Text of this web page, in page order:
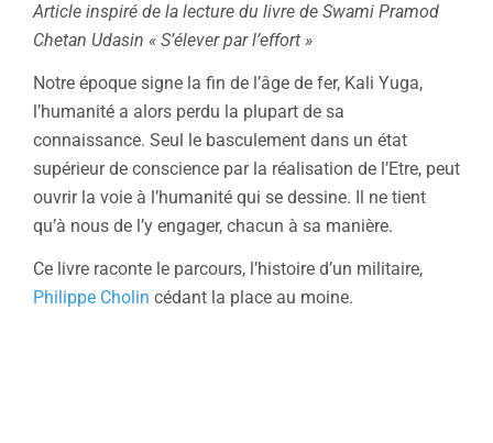
Article inspiré de la lecture du livre de Swami Pramod
Chetan Udasin « S’élever par l’effort »
Notre époque signe la fin de l’âge de fer, Kali Yuga,
l’humanité a alors perdu la plupart de sa
connaissance. Seul le basculement dans un état
supérieur de conscience par la réalisation de l’Etre, peut
ouvrir la voie à l’humanité qui se dessine. Il ne tient
qu’à nous de l’y engager, chacun à sa manière.
Ce livre raconte le parcours, l’histoire d’un militaire,
Philippe Cholin cédant la place au moine.